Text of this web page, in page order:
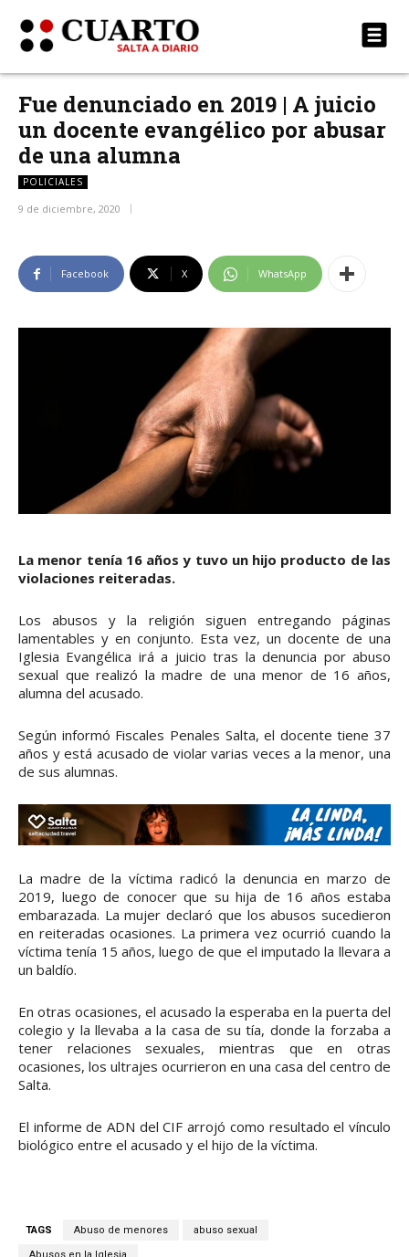
Fue denunciado en 2019 | A juicio
un docente evangélico por abusar
de una alumna
POLICIALES
9 de diciembre, 2020
Facebook X WhatsApp
La menor tenía 16 años y tuvo un hijo producto de las
violaciones reiteradas.
Los abusos y la religión siguen entregando páginas
lamentables y en conjunto. Esta vez, un docente de una
Iglesia Evangélica irá a juicio tras la denuncia por abuso
sexual que realizó la madre de una menor de 16 años,
alumna del acusado.
Según informó Fiscales Penales Salta, el docente tiene 37
años y está acusado de violar varias veces a la menor, una
de sus alumnas.
La madre de la víctima radicó la denuncia en marzo de
2019, luego de conocer que su hija de 16 años estaba
embarazada. La mujer declaró que los abusos sucedieron
en reiteradas ocasiones. La primera vez ocurrió cuando la
víctima tenía 15 años, luego de que el imputado la llevara a
un baldío.
En otras ocasiones, el acusado la esperaba en la puerta del
colegio y la llevaba a la casa de su tía, donde la forzaba a
tener relaciones sexuales, mientras que en otras
ocasiones, los ultrajes ocurrieron en una casa del centro de
Salta.
El informe de ADN del CIF arrojó como resultado el vínculo
biológico entre el acusado y el hijo de la víctima.
TAGS Abuso de menores abuso sexual